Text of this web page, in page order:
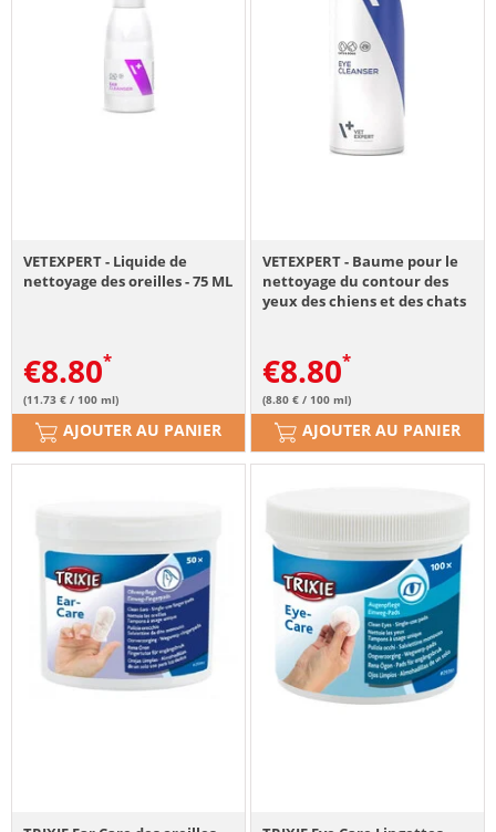
VETEXPERT - Liquide de
nettoyage des oreilles - 75 ML
€8.80
(11.73 € / 100 ml)
AJOUTER AU PANIER
VETEXPERT - Baume pour le
nettoyage du contour des
yeux des chiens et des chats
€8.80
(8.80 € / 100 ml)
AJOUTER AU PANIER